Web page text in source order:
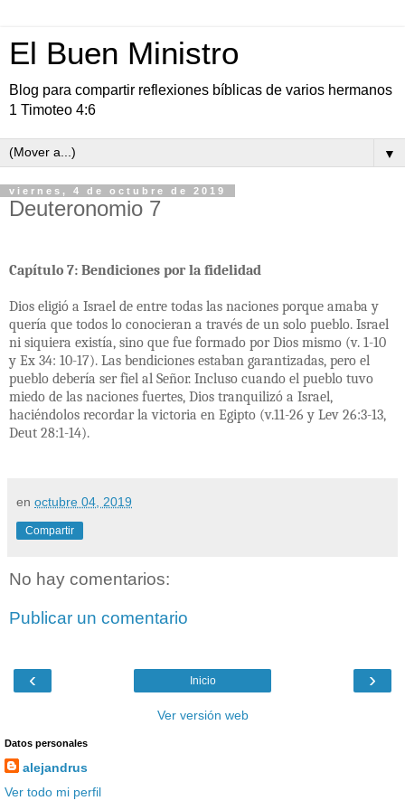
El Buen Ministro
Blog para compartir reflexiones bíblicas de varios hermanos
1 Timoteo 4:6
▼
viernes, 4 de octubre de 2019
Deuteronomio 7
Capítulo 7: Bendiciones por la fidelidad
Dios eligió a Israel de entre todas las naciones porque amaba y
quería que todos lo conocieran a través de un solo pueblo. Israel
ni siquiera existía, sino que fue formado por Dios mismo (v. 1-10
y Ex 34: 10-17). Las bendiciones estaban garantizadas, pero el
pueblo debería ser fiel al Señor. Incluso cuando el pueblo tuvo
miedo de las naciones fuertes, Dios tranquilizó a Israel,
haciéndolos recordar la victoria en Egipto (v.11-26 y Lev 26:3-13,
Deut 28:1-14).
en octubre 04, 2019
Compartir
No hay comentarios:
Publicar un comentario
‹ ›
Inicio
Ver versión web
Datos personales
alejandrus
Ver todo mi perfil